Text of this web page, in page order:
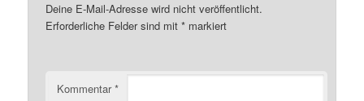
Deine E-Mail-Adresse wird nicht veröffentlicht.
Erforderliche Felder sind mit* markiert
Kommentar*